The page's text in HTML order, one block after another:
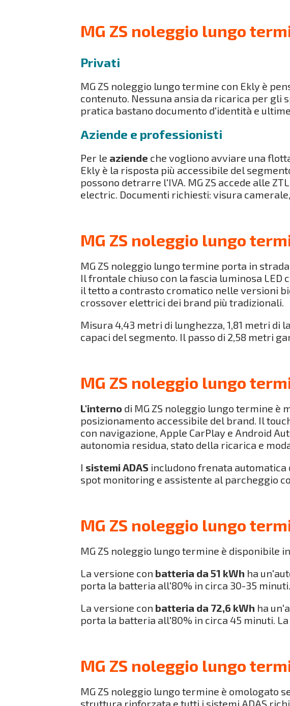
MG ZS noleggio lungo
Privati
MG ZS noleggio lungo termine con Ekly è
contenuto. Nessuna ansia da ricarica per gli
pratica bastano documento d'identità e
Aziende e professionisti
Per le aziende che vogliono avviare una
Ekly è la risposta più accessibile del
possono detrarre l'IVA. MG ZS accede alle
electric. Documenti richiesti: visura
MG ZS noleggio lungo
MG ZS noleggio lungo termine porta in
Il frontale chiuso con la fascia luminosa
il tetto a contrasto cromatico nelle versioni
crossover elettrici dei brand più tradizionali.
Misura 4,43 metri di lunghezza, 1,81 metri di
capaci del segmento. Il passo di 2,58 metri
MG ZS noleggio lungo
L'interno di MG ZS noleggio lungo termine è
posizionamento accessibile del brand. Il
con navigazione, Apple CarPlay e Android
autonomia residua, stato della ricarica e
I sistemi ADAS includono frenata
spot monitoring e assistente al parcheggio
MG ZS noleggio lungo
MG ZS noleggio lungo termine è disponibile
La versione con batteria da 51 kWh ha
porta la batteria all'80% in circa 30-35 minuti.
La versione con batteria da 72,6 kWh ha
porta la batteria all'80% in circa 45 minuti.
MG ZS noleggio lungo
MG ZS noleggio lungo termine è omologato
struttura rinforzata e tutti i sistemi ADAS